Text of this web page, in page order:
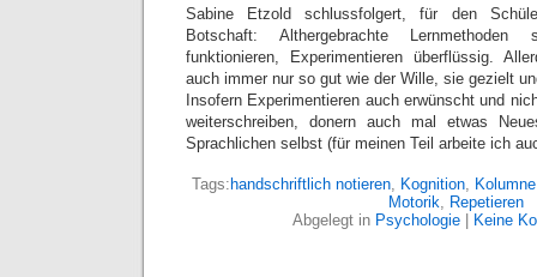
Sabine Etzold schlussfolgert, für den
Botschaft: Althergebrachte Lernmethoden
funktionieren, Experimentieren überflüssig.
auch immer nur so gut wie der Wille, sie gezielt
Insofern Experimentieren auch erwünscht und
weiterschreiben, donern auch mal etwas
Sprachlichen selbst (für meinen Teil arbeite ich
Tags: handschriftlich notieren, Kognition,
Motorik, Repetieren
Abgelegt in Psychologie| Keine